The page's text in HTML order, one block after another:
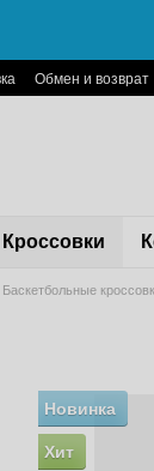
Обмен и возврат
Кроссовки
Баскетбольные
Новинка
Хит